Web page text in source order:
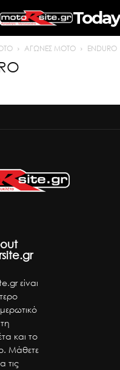
ΑΓΩΝΕΣ MOTO ENDURO
είναι
και το
Μάθετε
τις